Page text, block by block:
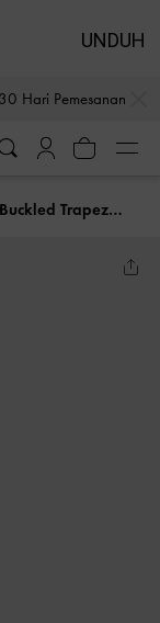
Hari Pemesanan
Sandal Buckled Trapeze Heel Sinead Woven
UNDUH